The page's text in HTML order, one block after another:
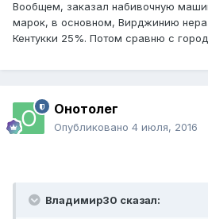
Вообщем, заказал набивочную
марок, в основном, Вирджинию
Кентукки 25%. Потом сравню с
Онотолег
Опубликовано 4 июля, 2016
Владимир30 сказал: